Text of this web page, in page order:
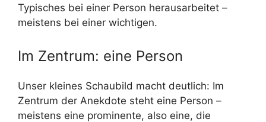
Typisches bei einer Person herausarbeitet –
meistens bei einer wichtigen.
Im Zentrum: eine Person
Unser kleines Schaubild macht deutlich: Im
Zentrum der Anekdote steht eine Person –
meistens eine prominente, also eine, die